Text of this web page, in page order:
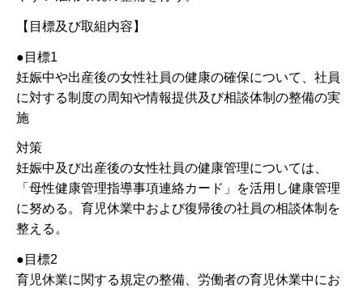
【目標及び取組内容】
●目標1
妊娠中や出産後の女性社員の健康の確保について、社員
に対する制度の周知や情報提供及び相談体制の整備の実
施
対策
妊娠中及び出産後の女性社員の健康管理については、
「母性健康管理指導事項連絡カード」を活用し健康管理
に努める。育児休業中および復帰後の社員の相談体制を
整える。
●目標2
育児休業に関する規定の整備、労働者の育児休業中にお